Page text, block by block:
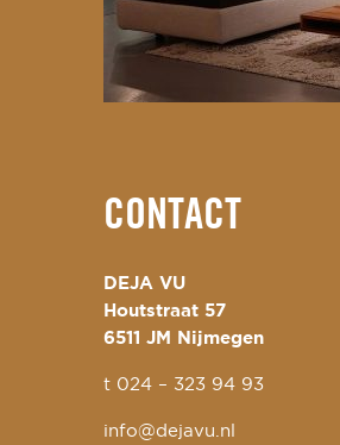
CONTACT
DEJA VU
Houtstraat 57
6511 JM Nijmegen
t 024 – 323 94 93
info@dejavu.nl